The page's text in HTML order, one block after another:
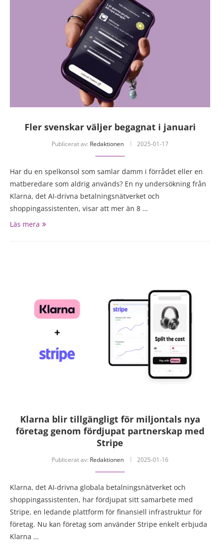
Fler svenskar väljer begagnat i januari
Publicerat av: Redaktionen 2025-01-17
Har du en spelkonsol som samlar damm i förrådet eller en
matberedare som aldrig används? En ny undersökning från
Klarna, det AI-drivna betalningsnätverket och
shoppingassistenten, visar att mer än 8 …
Läs mera
Klarna blir tillgängligt för miljontals nya
företag genom fördjupat partnerskap med
Stripe
Publicerat av: Redaktionen 2025-01-16
Klarna, det AI-drivna globala betalningsnätverket och
shoppingassistenten, har fördjupat sitt samarbete med
Stripe, en ledande plattform för finansiell infrastruktur för
företag. Nu kan företag som använder Stripe enkelt erbjuda
Klarna …